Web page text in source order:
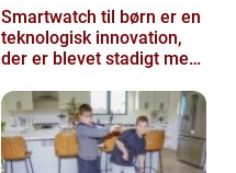
Smartwatch til børn er en
teknologisk innovation,
der er blevet stadigt mere